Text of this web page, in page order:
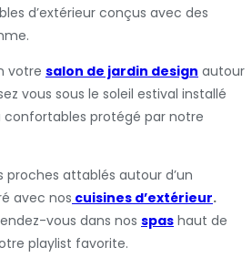
d’extérieur conçus avec des
votre salon de jardin design autour
vous sous le soleil estival installé
protégé par notre
proches attablés autour d’un
avec nos cuisines d’extérieur.
vous dans nos spas haut de
playlist favorite.